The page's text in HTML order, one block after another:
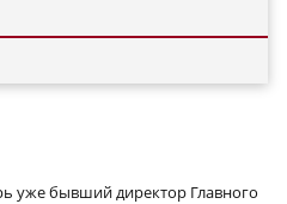
уже бывший директор Главного